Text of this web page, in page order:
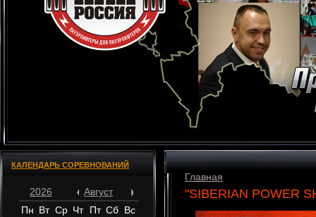
КАЛЕНДАРЬ СОРЕВНОВАНИЙ
2026
Август
Пн Вт Ср Чт Пт Сб Вс
Главная
"SIBERIAN POWER